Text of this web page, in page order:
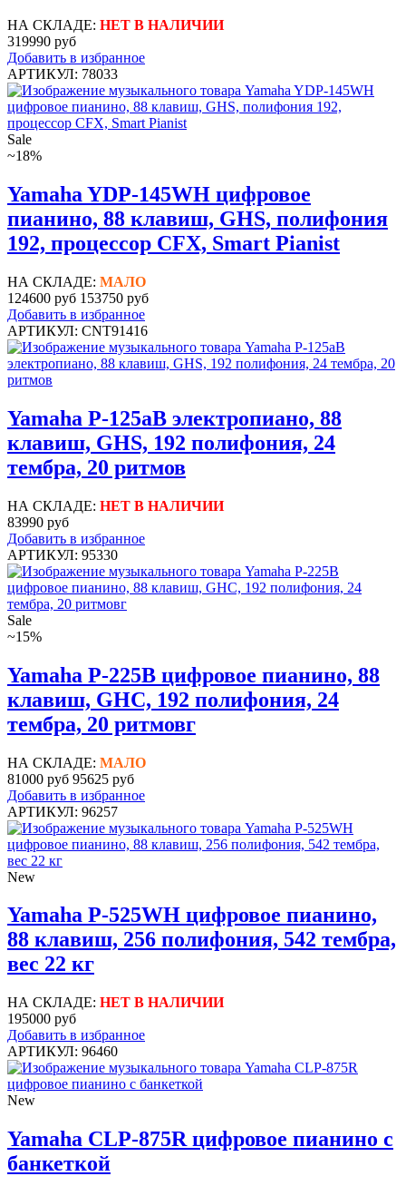
НА СКЛАДЕ: НЕТ В НАЛИЧИИ
319990 руб
Добавить в избранное
АРТИКУЛ: 78033
Sale
~18%
Yamaha YDP-145WH цифровое
пианино, 88 клавиш, GHS, полифония
192, процессор CFX, Smart Pianist
НА СКЛАДЕ: МАЛО
124600 руб 153750 руб
Добавить в избранное
АРТИКУЛ: CNT91416
Yamaha P-125aB электропиано, 88
клавиш, GHS, 192 полифония, 24
тембра, 20 ритмов
НА СКЛАДЕ: НЕТ В НАЛИЧИИ
83990 руб
Добавить в избранное
АРТИКУЛ: 95330
Sale
~15%
Yamaha P-225B цифровое пианино, 88
клавиш, GHC, 192 полифония, 24
тембра, 20 ритмовг
НА СКЛАДЕ: МАЛО
81000 руб 95625 руб
Добавить в избранное
АРТИКУЛ: 96257
New
Yamaha P-525WH цифровое пианино,
88 клавиш, 256 полифония, 542 тембра,
вес 22 кг
НА СКЛАДЕ: НЕТ В НАЛИЧИИ
195000 руб
Добавить в избранное
АРТИКУЛ: 96460
New
Yamaha CLP-875R цифровое пианино с
банкеткой